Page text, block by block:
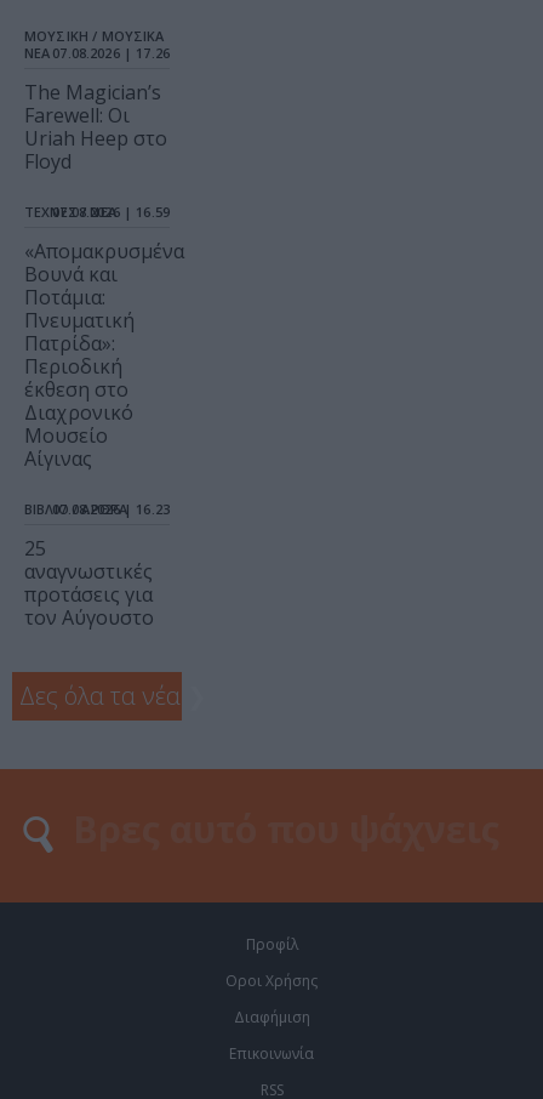
ΜΟΥΣΙΚΗ / ΜΟΥΣΙΚΑ
ΝΕΑ 07.08.2026 | 17.26
The Magician’s
Farewell: Οι
Uriah Heep στο
Floyd
ΤΕΧΝΕΣ / ΝΕΑ
07.08.2026 | 16.59
«Απομακρυσμένα
Βουνά και
Ποτάμια:
Πνευματική
Πατρίδα»:
Περιοδική
έκθεση στο
Διαχρονικό
Μουσείο
Αίγινας
ΒΙΒΛΙΟ / ΑΡΘΡΑ
07.08.2026 | 16.23
25
αναγνωστικές
προτάσεις για
τον Αύγουστο
Δες όλα τα νέα
Προφίλ
Οροι Χρήσης
Διαφήμιση
Επικοινωνία
RSS